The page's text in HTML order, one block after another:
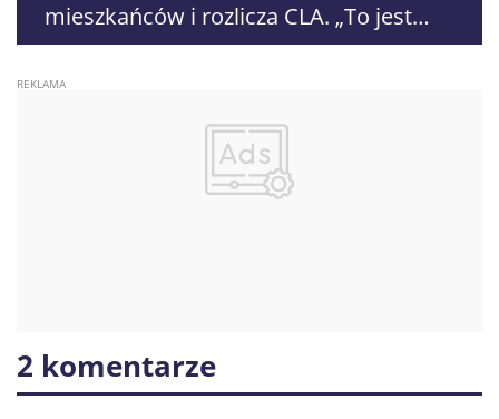
mieszkańców i rozlicza CLA. „To jest
niedopuszczalne”
2 komentarze